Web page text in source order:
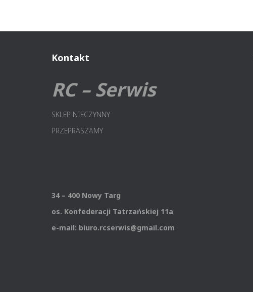
Kontakt
RC – Serwis
SKLEP NIECZYNNY
PRZEPRASZAMY
34 – 400 Nowy Targ
os. Konfederacji Tatrzańskiej 11a
e-mail: biuro.rcserwis@gmail.com